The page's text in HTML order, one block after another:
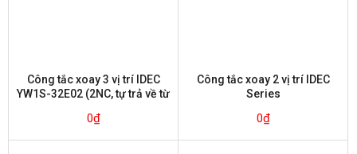
Công tắc xoay 3 vị trí IDEC
YW1S-32E02 (2NC, tự trả về từ
0₫
Công tắc xoay 2 vị trí IDEC
Series
0₫